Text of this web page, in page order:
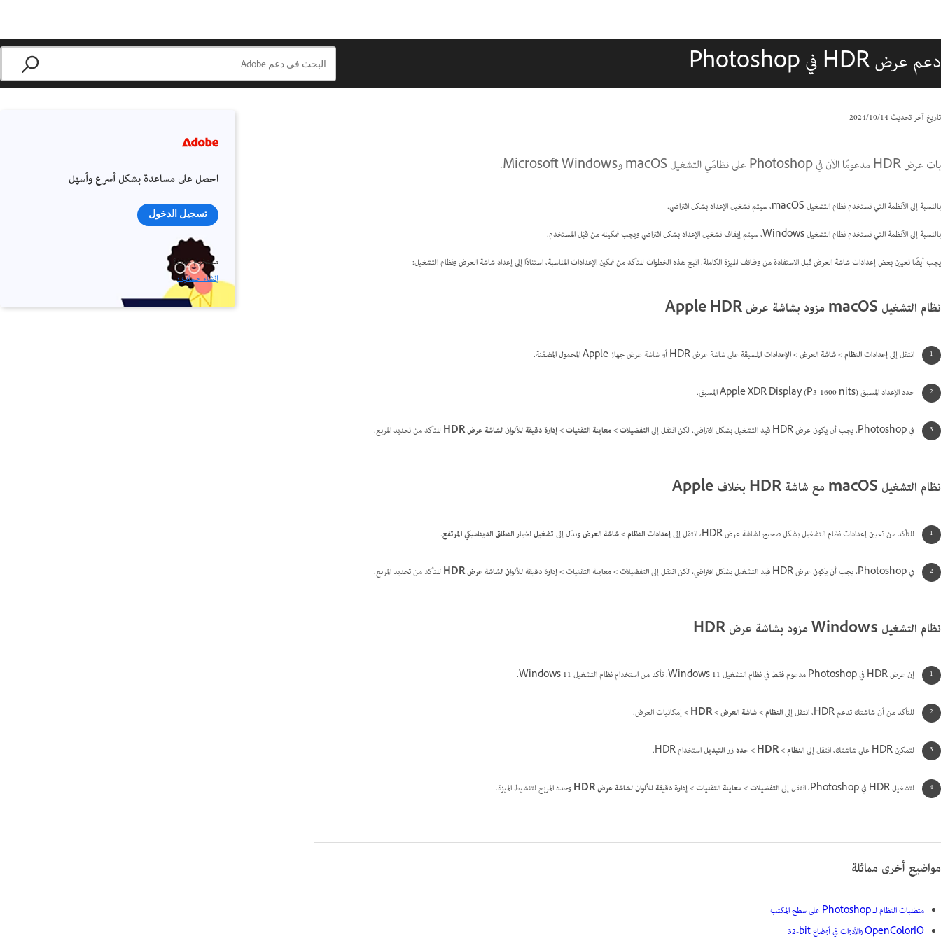
دعم عرض HDR في Photoshop
تاريخ آخر تحديث14‏/10‏/2024
بات عرض HDR مدعومًا الآن في Photoshop على نظامَي التشغيل macOS وMicrosoft Windows.
بالنسبة إلى الأنظمة التي تستخدم نظام التشغيل macOS، سيتم تشغيل الإعداد بشكل افتراضي.
بالنسبة إلى الأنظمة التي تستخدم نظام التشغيل Windows، سيتم إيقاف تشغيل الإعداد بشكل افتراضي ويجب تمكينه من قبَل المستخدم.
يجب أيضًا تعيين بعض إعدادات شاشة العرض قبل الاستفادة من وظائف الميزة الكاملة. اتبع هذه الخطوات للتأكد من تمكين الإعدادات المناسبة، استنادًا إلى إعداد شاشة العرض ونظام التشغيل:
نظام التشغيل macOS مزود بشاشة عرض Apple HDR
انتقل إلىإعدادات النظام > شاشة العرض > الإعدادات المسبقةعلى شاشة عرض HDR أو شاشة عرض جهاز Apple المحمول المضمّنة.
حدد الإعداد المسبق Apple XDR Display (P3-1600 nits) المسبق.
في Photoshop، يجب أن يكون عرض HDR قيد التشغيل بشكل افتراضي، لكن انتقل إلىالتفضيلات > معاينة التقنيات > إدارة دقيقة للألوان لشاشة عرض HDR للتأكد من تحديد المربع.
نظام التشغيل macOS مع شاشة HDR بخلاف Apple
للتأكد من تعيين إعدادات نظام التشغيل بشكل صحيح لشاشة عرض HDR، انتقل إلى إعدادات النظام > شاشة العرضوبدّل إلىتشغيللخيارالنطاق الديناميكي المرتفع.
في Photoshop، يجب أن يكون عرض HDR قيد التشغيل بشكل افتراضي، لكن انتقل إلىالتفضيلات > معاينة التقنيات > إدارة دقيقة للألوان لشاشة عرض HDR للتأكد من تحديد المربع.
نظام التشغيل Windows مزود بشاشة عرض HDR
إن عرض HDR في Photoshop مدعوم فقط في نظام التشغيل Windows 11. تأكد من استخدام نظام التشغيل Windows 11.
للتأكد من أن شاشتك تدعم HDR، انتقل إلىالنظام > شاشة العرض > HDR > إمكانيات العرض.
لتمكين HDR على شاشتك، انتقل إلىالنظام > HDR > حدد زر التبديل استخدام HDR.
لتشغيل HDR في Photoshop، انتقل إلىالتفضيلات > معاينة التقنيات > إدارة دقيقة للألوان لشاشة عرض HDR وحدد المربع لتنشيط الميزة.
مواضيع أخرى مماثلة
متطلبات النظام لـ Photoshop على سطح المكتب
OpenColorIO والأدوات في أوضاع ‎32-bit
احصل على مساعدة بشكل أسرع وأسهل
تسجيل الدخول
مستخدم جديد؟
إنشاء حساب ›